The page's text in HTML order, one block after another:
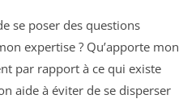
se poser des questions
expertise ? Qu’apporte mon
par rapport à ce qui existe
aide à éviter de se disperser